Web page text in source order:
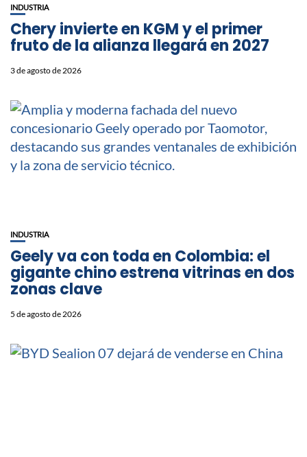
INDUSTRIA
Chery invierte en KGM y el primer
fruto de la alianza llegará en 2027
3 de agosto de 2026
INDUSTRIA
Geely va con toda en Colombia: el
gigante chino estrena vitrinas en dos
zonas clave
5 de agosto de 2026